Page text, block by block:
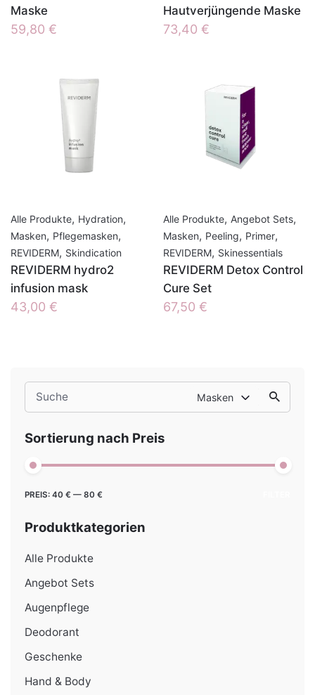
Search
for
Masken
Sortierung nach Preis
Min.
Max.
PREIS: 40 € — 80 €
Produktkategorien
Alle Produkte
Angebot Sets
Augenpflege
Deodorant
Geschenke
Hand & Body
Maske
59,80 €
Hautverjüngende Maske
73,40 €
Alle Produkte, Hydration,
Masken, Pflegemasken,
REVIDERM, Skindication
REVIDERM hydro2
infusion mask
43,00 €
Alle Produkte, Angebot Sets,
Masken, Peeling, Primer,
REVIDERM, Skinessentials
REVIDERM Detox Control
Cure Set
67,50 €